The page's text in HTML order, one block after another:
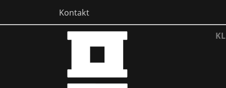
Kontakt